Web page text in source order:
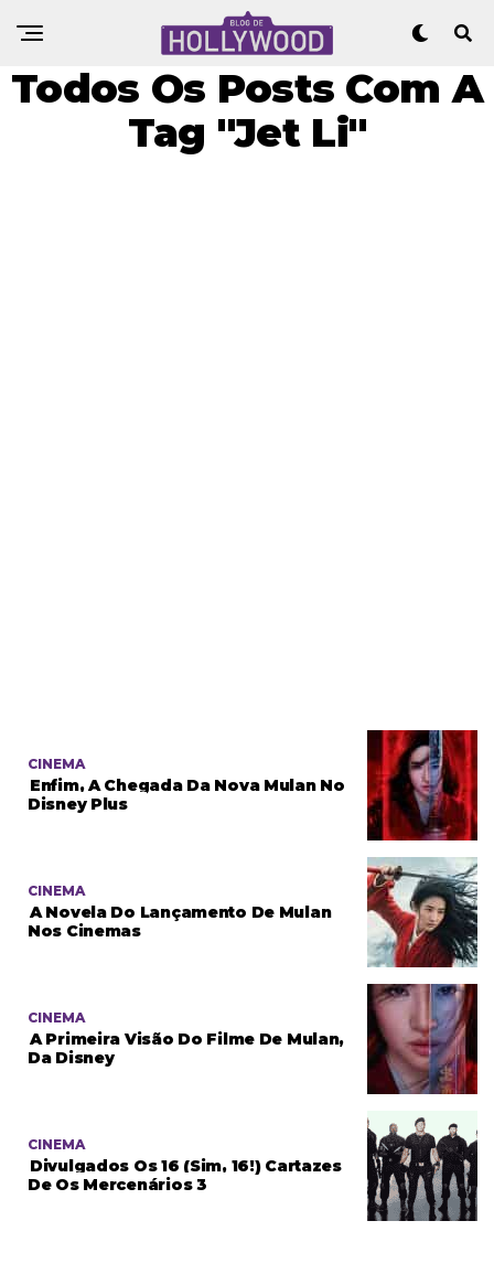
Todos Os Posts Com A
Tag "Jet Li"
CINEMA
Enfim, A Chegada Da Nova Mulan No
Disney Plus
CINEMA
A Novela Do Lançamento De Mulan
Nos Cinemas
CINEMA
A Primeira Visão Do Filme De Mulan,
Da Disney
CINEMA
Divulgados Os 16 (sim, 16!) Cartazes
De Os Mercenários 3